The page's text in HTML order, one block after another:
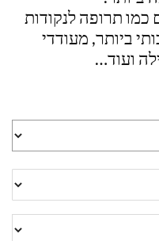
כמו תרופה לנקודות
ביותר, מעודדי
ועוד…